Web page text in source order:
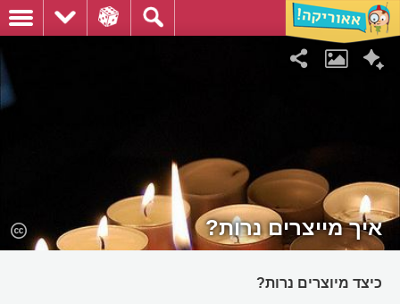
איך מייצרים נרות?
כיצד מיוצרים נרות?